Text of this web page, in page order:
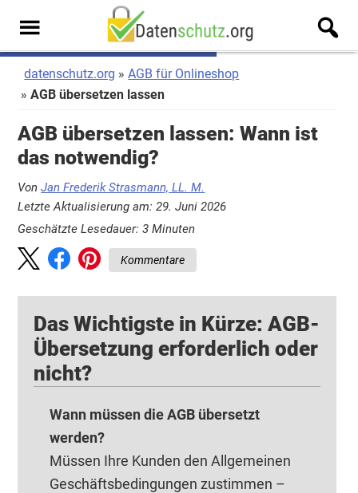
Inhalt
springen
Seitenspalte
springen
Men
datenschutz.org
AGB für Onlineshop
AGB übersetzen lassen
AGB übersetzen lassen: Wann ist
das notwendig?
VonJan Frederik Strasmann, LL. M.
Letzte Aktualisierung am: 29. Juni 2026
Geschätzte Lesedauer: 3 Minuten
Kommentare
Das Wichtigste in Kürze: AGB-
Übersetzung erforderlich oder
nicht?
Wann müssen die AGB übersetzt
werden?
Müssen Ihre Kunden den Allgemeinen
Geschäftsbedingungen zustimmen –